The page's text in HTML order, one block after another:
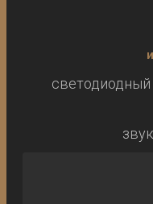
светодиодный